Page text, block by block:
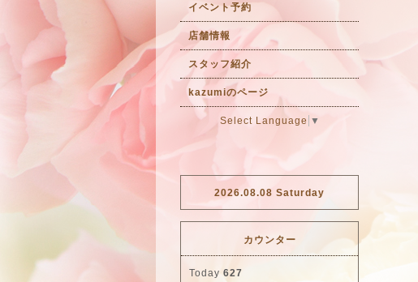
イベント予約
店舗情報
スタッフ紹介
kazumiのページ
Select Language ▼
2026.08.08 Saturday
カウンター
Today 627